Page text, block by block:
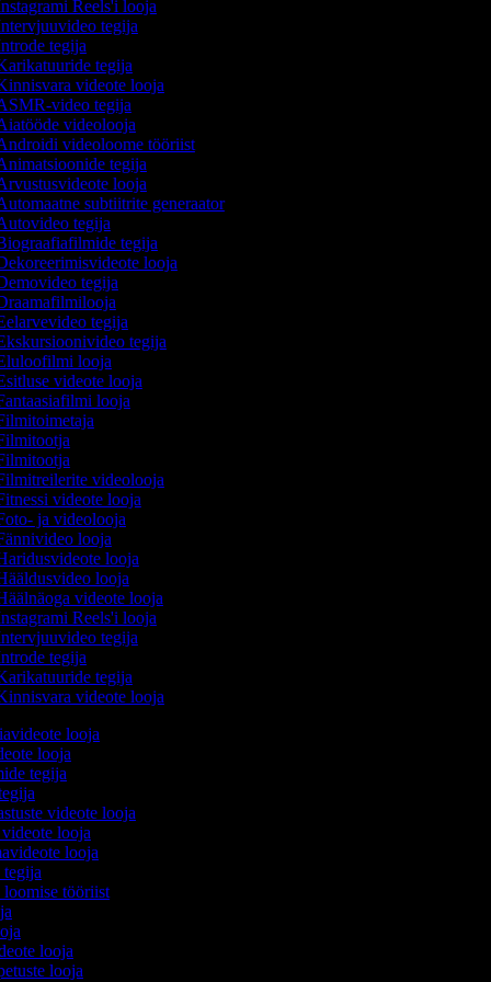
Reels'i looja
tegija
tegija
tegija
videote looja
video tegija
videolooja
videoloome tööriist
tegija
looja
subtiitrite generaator
tegija
tegija
looja
tegija
tegija
tegija
looja
videote looja
looja
videolooja
videote looja
ja videolooja
looja
looja
looja
videote looja
Reels'i looja
tegija
tegija
tegija
videote looja
looja
looja
tegija
videote looja
videote looja
looja
tegija
loomise tööriist
looja
looja